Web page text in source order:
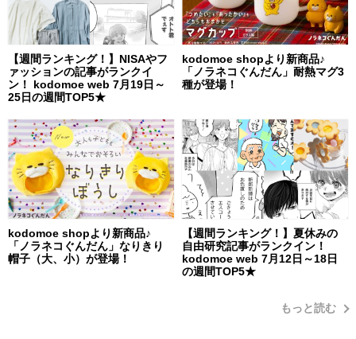
【週間ランキング！】NISAやフ
ァッションの記事がランクイ
ン！ kodomoe web 7月19日～
25日の週間TOP5★
kodomoe shopより新商品♪
「ノラネコぐんだん」耐熱マグ3
種が登場！
kodomoe shopより新商品♪
「ノラネコぐんだん」なりきり
帽子（大、小）が登場！
【週間ランキング！】夏休みの
自由研究記事がランクイン！
kodomoe web 7月12日～18日
の週間TOP5★
もっと読む